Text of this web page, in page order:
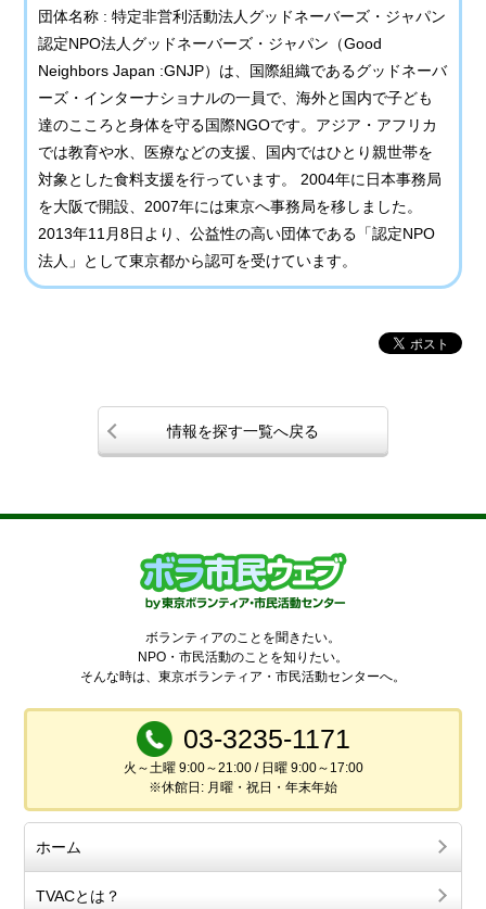
団体名称 : 特定非営利活動法人グッドネーバーズ・ジャパン
認定NPO法人グッドネーバーズ・ジャパン（Good
Neighbors Japan :GNJP）は、国際組織であるグッドネーバ
ーズ・インターナショナルの一員で、海外と国内で子ども
達のこころと身体を守る国際NGOです。アジア・アフリカ
では教育や水、医療などの支援、国内ではひとり親世帯を
対象とした食料支援を行っています。 2004年に日本事務局
を大阪で開設、2007年には東京へ事務局を移しました。
2013年11月8日より、公益性の高い団体である「認定NPO
法人」として東京都から認可を受けています。
情報を探す一覧へ戻る
ボランティアのことを聞きたい。
NPO・市民活動のことを知りたい。
そんな時は、東京ボランティア・市民活動センターへ。
03-3235-1171
火～土曜 9:00～21:00 / 日曜 9:00～17:00
※休館日: 月曜・祝日・年末年始
ホーム
TVACとは？